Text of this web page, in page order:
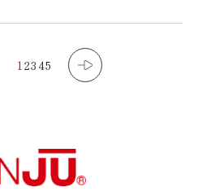
12345